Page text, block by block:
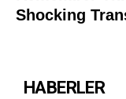
HABERLER